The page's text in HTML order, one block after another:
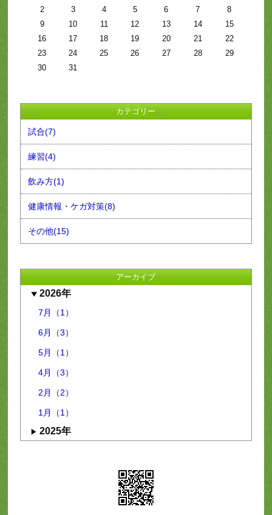
2
3 4 5 6 7
8
9
10 11 12 13 14
15
16
17 18 19 20 21
22
23
24 25 26 27 28
29
30
31
カテゴリー
試合(7)
練習(4)
飲み方(1)
健康情報・ケガ対策(8)
その他(15)
アーカイブ
2026年
7月（1）
6月（3）
5月（1）
4月（3）
2月（2）
1月（1）
2025年